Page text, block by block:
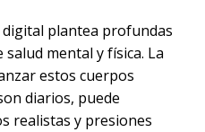
plantea profundas
mental y física. La
estos cuerpos
diarios, puede
realistas y presiones